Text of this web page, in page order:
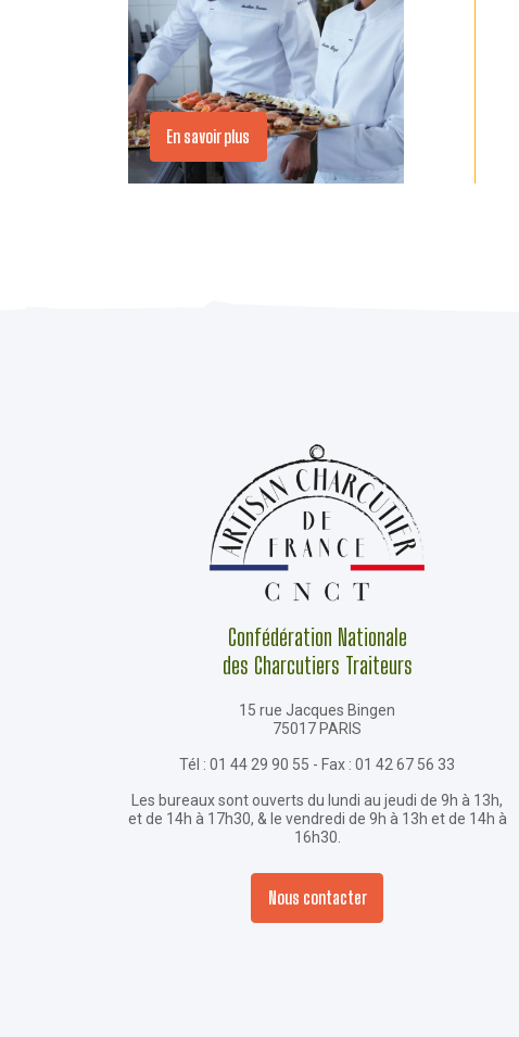
En savoir plus
Confédération Nationale
des Charcutiers Traiteurs
15 rue Jacques Bingen
75017 PARIS
Tél : 01 44 29 90 55 - Fax : 01 42 67 56 33
Les bureaux sont ouverts du lundi au jeudi de 9h à 13h,
et de 14h à 17h30, & le vendredi de 9h à 13h et de 14h à
16h30.
Nous contacter